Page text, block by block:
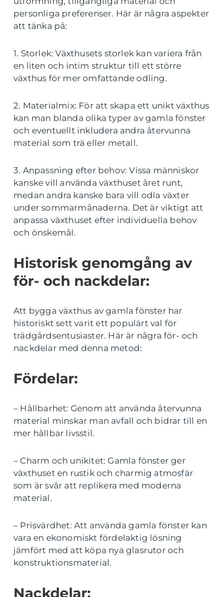
personliga preferenser. Här är några aspekter
att tänka på:
1. Storlek: Växthusets storlek kan variera från
en liten och intim struktur till ett större
växthus för mer omfattande odling.
2. Materialmix: För att skapa ett unikt växthus
kan man blanda olika typer av gamla fönster
och eventuellt inkludera andra återvunna
material som trä eller metall.
3. Anpassning efter behov: Vissa människor
kanske vill använda växthuset året runt,
medan andra kanske bara vill odla växter
under sommarmånaderna. Det är viktigt att
anpassa växthuset efter individuella behov
och önskemål.
Historisk genomgång av
för- och nackdelar:
Att bygga växthus av gamla fönster har
historiskt sett varit ett populärt val för
trädgårdsentusiaster. Här är några för- och
nackdelar med denna metod:
Fördelar:
– Hållbarhet: Genom att använda återvunna
material minskar man avfall och bidrar till en
mer hållbar livsstil.
– Charm och unikitet: Gamla fönster ger
växthuset en rustik och charmig atmosfär
som är svår att replikera med moderna
material.
– Prisvärdhet: Att använda gamla fönster kan
vara en ekonomiskt fördelaktig lösning
jämfört med att köpa nya glasrutor och
konstruktionsmaterial.
Nackdelar: